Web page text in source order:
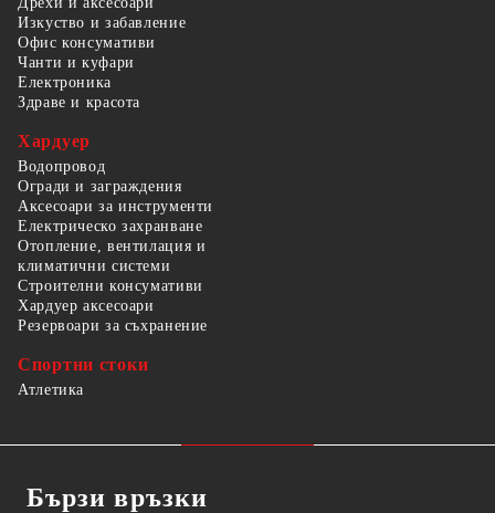
Изкуство и забавление
Офис консумативи
Чанти и куфари
Електроника
Здраве и красота
Хардуер
Водопровод
Огради и заграждения
Аксесоари за инструменти
Електрическо захранване
Отопление, вентилация и
климатични системи
Строителни консумативи
Хардуер аксесоари
Резервоари за съхранение
Спортни стоки
Атлетика
Бързи връзки